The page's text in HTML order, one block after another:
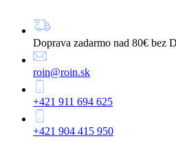
Doprava zadarmo nad 80€ bez
roin@roin.sk
+421 911 694 625
+421 904 415 950